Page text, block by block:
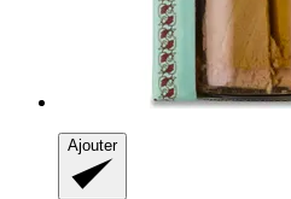
Ajouter